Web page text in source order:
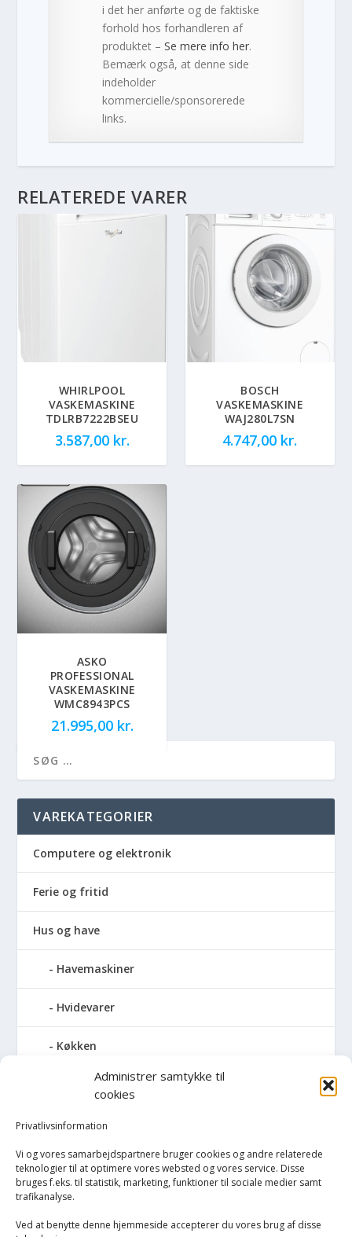
Administrer samtykke til
cookies
Privatlivsinformation
Vi og vores samarbejdspartnere bruger cookies og andre relaterede
teknologier til at optimere vores websted og vores service. Disse
bruges f.eks. til statistik, marketing, funktioner til sociale medier samt
trafikanalyse.
Ved at benytte denne hjemmeside accepterer du vores brug af disse
i det her anførte og de faktiske
forhold hos forhandleren af
produktet –Se mere info her.
Bemærk også, at denne side
indeholder
kommercielle/sponsorerede
links.
RELATEREDE VARER
WHIRLPOOL
VASKEMASKINE
TDLRB7222BSEU
3.587,00 kr.
BOSCH
VASKEMASKINE
WAJ280L7SN
4.747,00 kr.
ASKO
PROFESSIONAL
VASKEMASKINE
WMC8943PCS
21.995,00 kr.
VAREKATEGORIER
Computere og elektronik
Ferie og fritid
Hus og have
Havemaskiner
Hvidevarer
Køkken
Elkedler
Kaffemaskiner
Køkkenmaskiner og tilbehør
Køkkenvægte